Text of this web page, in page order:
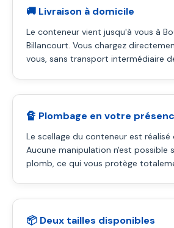
🚚 Livraison à domicile
Le conteneur vient jusqu'à vous à
Billancourt. Vous chargez
vous, sans transport intermédiaire
🔏 Plombage en votre
Le scellage du conteneur est réalisé
Aucune manipulation n'est possible
plomb, ce qui vous protège
📦 Deux tailles disponibles